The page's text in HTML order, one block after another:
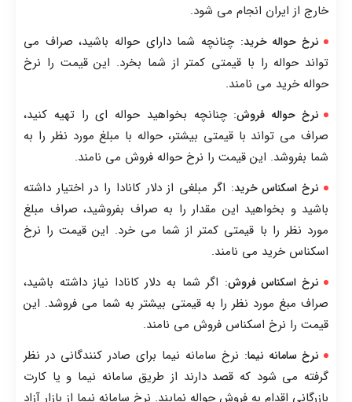
خارج از ایران انجام می شود.
نرخ حواله خرید: چنانچه شما دارای حواله باشید، صراف می
تواند حواله را با قیمتی کمتر از شما بخرد. این قیمت را نرخ
حواله خرید می نامند.
نرخ حواله فروش: چنانچه بخواهید حواله ای را تهیه کنید،
صراف می تواند با قیمتی بیشتر، حواله با مبلغ مورد نظر را به
شما بفروشد. این قیمت را نرخ حواله فروش می نامند.
نرخ اسکناس خرید: اگر مبلغی از دلار کانادا را در اختیار داشته
باشید و بخواهید این مقدار را به صراف بفروشید، صراف مبلغ
مورد نظر را با قیمتی کمتر از شما می خرد. این قیمت را نرخ
اسکناس خرید می نامند.
نرخ اسکناس فروش: اگر شما به دلار کانادا نیاز داشته باشید،
صراف مبغ مورد نظر را به قیمتی بیشتر به شما می فروشد. این
قیمت را نرخ اسکناس فروش می نامند.
نرخ سامانه نیما: نرخ سامانه نیما برای صادر کنندگانی در نظر
گرفته می شود که قصد دارند از طریق سامانه نیما و یا کارت
بازرگانی اقدام به فروش حواله نمایند. نرخ سامانه نیما از بازار آزاد